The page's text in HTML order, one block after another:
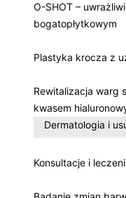
O-SHOT –
bogatopłytkowym
Plastyka krocza z
Rewitalizacja warg
kwasem
Dermatologia i
Konsultacje i